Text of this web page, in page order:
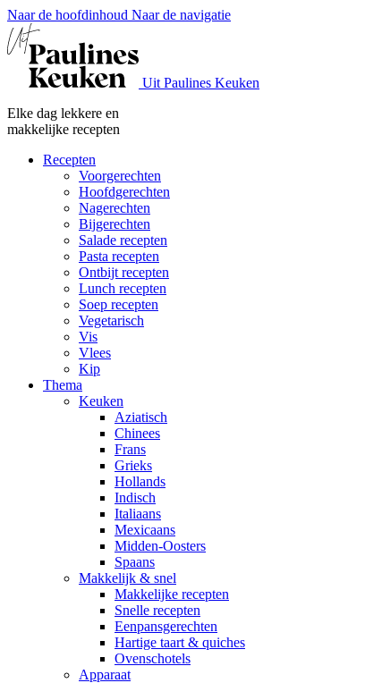
Naar de hoofdinhoud Naar de navigatie
Uit Paulines Keuken
Elke dag lekkere en
makkelijke recepten
Recepten
Voorgerechten
Hoofdgerechten
Nagerechten
Bijgerechten
Salade recepten
Pasta recepten
Ontbijt recepten
Lunch recepten
Soep recepten
Vegetarisch
Vis
Vlees
Kip
Thema
Keuken
Aziatisch
Chinees
Frans
Grieks
Hollands
Indisch
Italiaans
Mexicaans
Midden-Oosters
Spaans
Makkelijk & snel
Makkelijke recepten
Snelle recepten
Eenpansgerechten
Hartige taart & quiches
Ovenschotels
Apparaat